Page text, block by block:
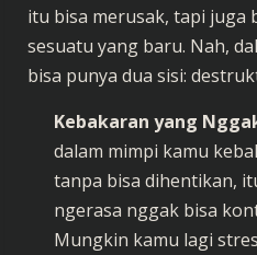
itu bisa merusak, tapi juga
sesuatu yang baru. Nah,
bisa punya dua sisi:
Kebakaran yang
dalam mimpi kamu
tanpa bisa dihentikan,
ngerasa nggak bisa
Mungkin kamu lagi